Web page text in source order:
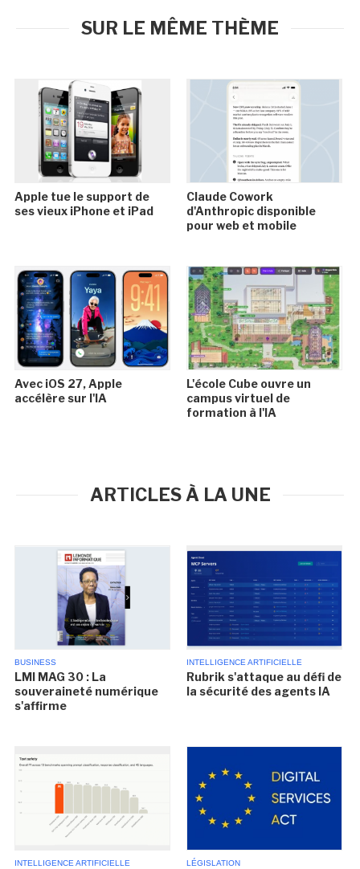
SUR LE MÊME THÈME
Apple tue le support de
ses vieux iPhone et iPad
Claude Cowork
d'Anthropic disponible
pour web et mobile
Avec iOS 27, Apple
accélère sur l'IA
L'école Cube ouvre un
campus virtuel de
formation à l'IA
ARTICLES À LA UNE
BUSINESS
LMI MAG 30 : La
souveraineté numérique
s'affirme
INTELLIGENCE ARTIFICIELLE
Rubrik s'attaque au défi de
la sécurité des agents IA
INTELLIGENCE ARTIFICIELLE LÉGISLATION